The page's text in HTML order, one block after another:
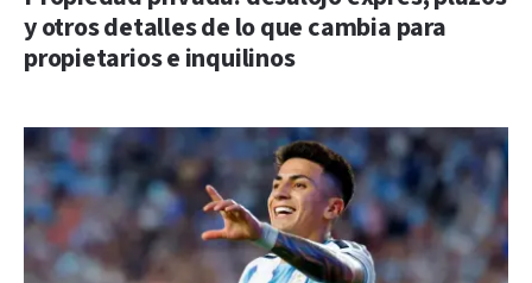
y otros detalles de lo que cambia para
propietarios e inquilinos